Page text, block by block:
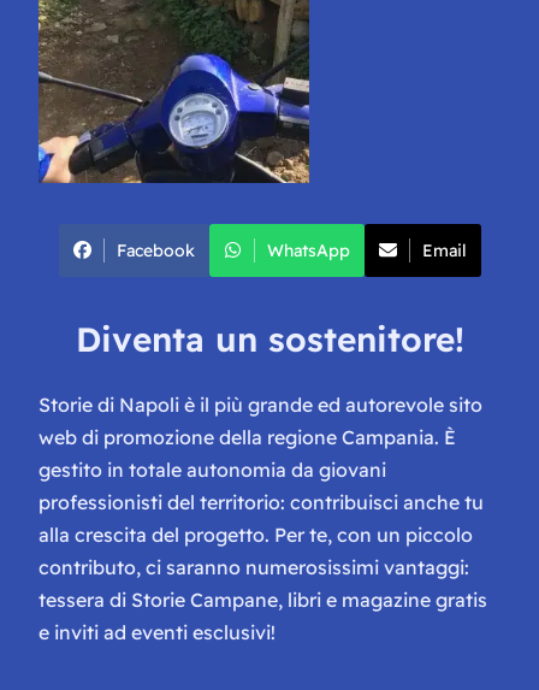
Facebook WhatsApp Email
Diventa un sostenitore!
Storie di Napoli è il più grande ed autorevole sito
web di promozione della regione Campania. È
gestito in totale autonomia da giovani
professionisti del territorio: contribuisci anche tu
alla crescita del progetto. Per te, con un piccolo
contributo, ci saranno numerosissimi vantaggi:
tessera di Storie Campane, libri e magazine gratis
e inviti ad eventi esclusivi!